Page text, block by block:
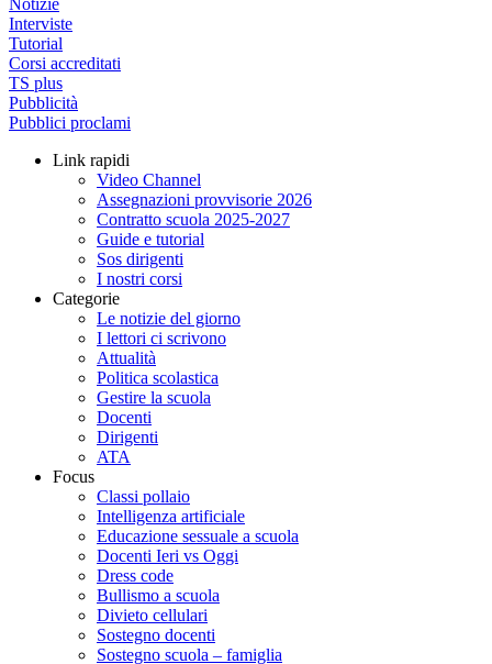
Notizie
Interviste
Tutorial
Corsi accreditati
TS plus
Pubblicità
Pubblici proclami
Link rapidi
Video Channel
Assegnazioni provvisorie 2026
Contratto scuola 2025-2027
Guide e tutorial
Sos dirigenti
I nostri corsi
Categorie
Le notizie del giorno
I lettori ci scrivono
Attualità
Politica scolastica
Gestire la scuola
Docenti
Dirigenti
ATA
Focus
Classi pollaio
Intelligenza artificiale
Educazione sessuale a scuola
Docenti Ieri vs Oggi
Dress code
Bullismo a scuola
Divieto cellulari
Sostegno docenti
Sostegno scuola – famiglia